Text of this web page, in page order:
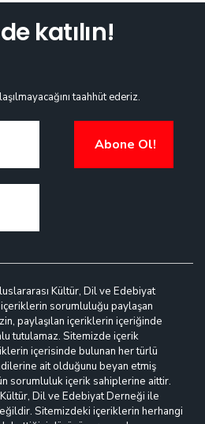
katılın!
taahhüt ederiz.
Abone Ol!
Kültür, Dil ve Edebiyat
sorumluluğu paylaşan
paylaşılan içeriklerin içeriğinde
tutulamaz. Sitemizde içerik
içerisinde bulunan her türlü
ait olduğunu beyan etmiş
sorumluluk içerik sahiplerine aittir.
Dil ve Edebiyat Derneği ile
Sitemizdeki içeriklerin herhangi